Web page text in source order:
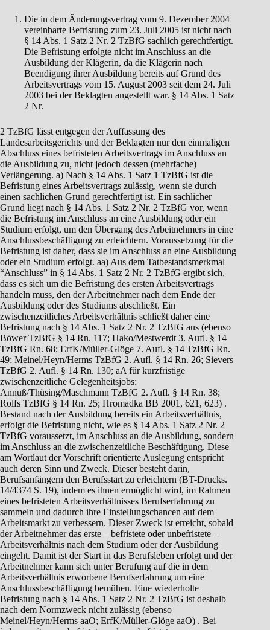
Die in dem Änderungsvertrag vom 9. Dezember 2004
vereinbarte Befristung zum 23. Juli 2005 ist nicht nach
§ 14 Abs. 1 Satz 2 Nr. 2 TzBfG sachlich gerechtfertigt.
Die Befristung erfolgte nicht im Anschluss an die
Ausbildung der Klägerin, da die Klägerin nach
Beendigung ihrer Ausbildung bereits auf Grund des
Arbeitsvertrags vom 15. August 2003 seit dem 24. Juli
2003 bei der Beklagten angestellt war. § 14 Abs. 1 Satz
2 Nr.
2 TzBfG lässt entgegen der Auffassung des
Landesarbeitsgerichts und der Beklagten nur den einmaligen
Abschluss eines befristeten Arbeitsvertrags im Anschluss an
die Ausbildung zu, nicht jedoch dessen (mehrfache)
Verlängerung. a) Nach § 14 Abs. 1 Satz 1 TzBfG ist die
Befristung eines Arbeitsvertrags zulässig, wenn sie durch
einen sachlichen Grund gerechtfertigt ist. Ein sachlicher
Grund liegt nach § 14 Abs. 1 Satz 2 Nr. 2 TzBfG vor, wenn
die Befristung im Anschluss an eine Ausbildung oder ein
Studium erfolgt, um den Übergang des Arbeitnehmers in eine
Anschlussbeschäftigung zu erleichtern. Voraussetzung für die
Befristung ist daher, dass sie im Anschluss an eine Ausbildung
oder ein Studium erfolgt. aa) Aus dem Tatbestandsmerkmal
“Anschluss” in § 14 Abs. 1 Satz 2 Nr. 2 TzBfG ergibt sich,
dass es sich um die Befristung des ersten Arbeitsvertrags
handeln muss, den der Arbeitnehmer nach dem Ende der
Ausbildung oder des Studiums abschließt. Ein
zwischenzeitliches Arbeitsverhältnis schließt daher eine
Befristung nach § 14 Abs. 1 Satz 2 Nr. 2 TzBfG aus (ebenso
Böwer TzBfG § 14 Rn. 117; Hako/Mestwerdt 3. Aufl. § 14
TzBfG Rn. 68; ErfK/Müller-Glöge 7. Aufl. § 14 TzBfG Rn.
49; Meinel/Heyn/Herms TzBfG 2. Aufl. § 14 Rn. 26; Sievers
TzBfG 2. Aufl. § 14 Rn. 130; aA für kurzfristige
zwischenzeitliche Gelegenheitsjobs:
Annuß/Thüsing/Maschmann TzBfG 2. Aufl. § 14 Rn. 38;
Rolfs TzBfG § 14 Rn. 25; Hromadka BB 2001, 621, 623) .
Bestand nach der Ausbildung bereits ein Arbeitsverhältnis,
erfolgt die Befristung nicht, wie es § 14 Abs. 1 Satz 2 Nr. 2
TzBfG voraussetzt, im Anschluss an die Ausbildung, sondern
im Anschluss an die zwischenzeitliche Beschäftigung. Diese
am Wortlaut der Vorschrift orientierte Auslegung entspricht
auch deren Sinn und Zweck. Dieser besteht darin,
Berufsanfängern den Berufsstart zu erleichtern (BT-Drucks.
14/4374 S. 19), indem es ihnen ermöglicht wird, im Rahmen
eines befristeten Arbeitsverhältnisses Berufserfahrung zu
sammeln und dadurch ihre Einstellungschancen auf dem
Arbeitsmarkt zu verbessern. Dieser Zweck ist erreicht, sobald
der Arbeitnehmer das erste – befristete oder unbefristete –
Arbeitsverhältnis nach dem Studium oder der Ausbildung
eingeht. Damit ist der Start in das Berufsleben erfolgt und der
Arbeitnehmer kann sich unter Berufung auf die in dem
Arbeitsverhältnis erworbene Berufserfahrung um eine
Anschlussbeschäftigung bemühen. Eine wiederholte
Befristung nach § 14 Abs. 1 Satz 2 Nr. 2 TzBfG ist deshalb
nach dem Normzweck nicht zulässig (ebenso
Meinel/Heyn/Herms aaO; ErfK/Müller-Glöge aaO) . Bei